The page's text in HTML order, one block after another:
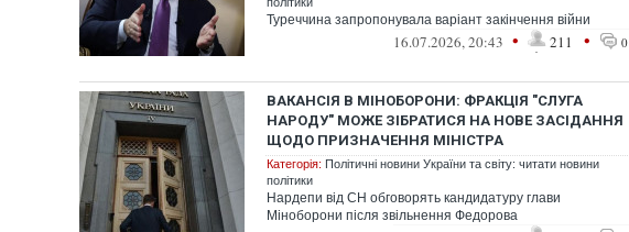
Туреччина запропонувала варіант закінчення війни
16.07.2026, 20:43 • 211 • 0
ВАКАНСІЯ В МІНОБОРОНИ: ФРАКЦІЯ "СЛУГА
НАРОДУ" МОЖЕ ЗІБРАТИСЯ НА НОВЕ ЗАСІДАННЯ
ЩОДО ПРИЗНАЧЕННЯ МІНІСТРА
Категорія: Політичні новини України та світу: читати новини
політики
Нардепи від СН обговорять кандидатуру глави
Міноборони після звільнення Федорова